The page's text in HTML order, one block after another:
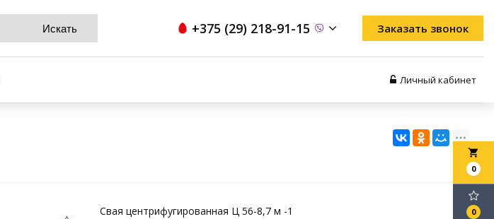
+375 (29) 218-91-15 Заказать звонок
Личный кабинет
local_grocery_store
0
0
Свая центрифугированная Ц 56-8,7 м -1